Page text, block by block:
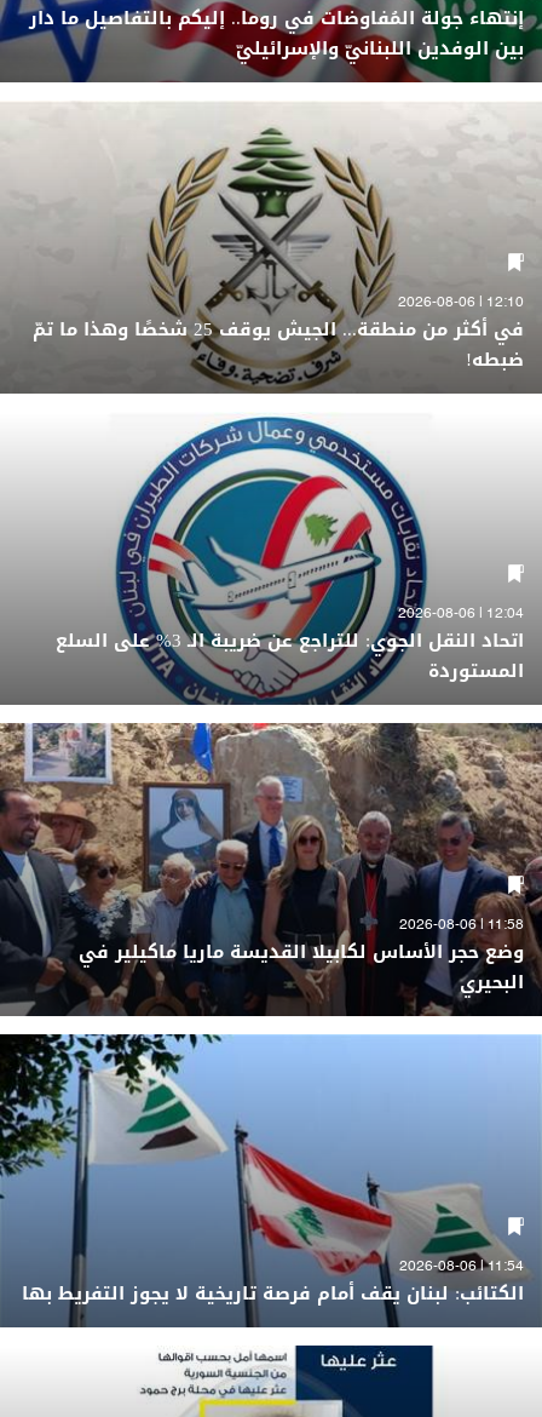
إنتهاء جولة المُفاوضات في روما.. إليكم بالتفاصيل ما دار
بين الوفدين اللبنانيّ والإسرائيليّ
12:10 | 2026-08-06
في أكثر من منطقة... الجيش يوقف 25 شخصًا وهذا ما تمّ
ضبطه!
12:04 | 2026-08-06
اتحاد النقل الجوي: للتراجع عن ضريبة الـ 3% على السلع
المستوردة
11:58 | 2026-08-06
وضع حجر الأساس لكابيلا القديسة ماريا ماكيلير في
البحيري
11:54 | 2026-08-06
الكتائب: لبنان يقف أمام فرصة تاريخية لا يجوز التفريط بها